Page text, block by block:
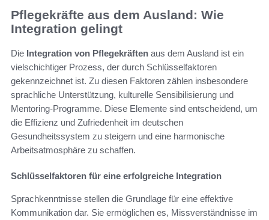
Pflegekräfte aus dem Ausland: Wie
Integration gelingt
Die Integration von Pflegekräften aus dem Ausland ist ein
vielschichtiger Prozess, der durch Schlüsselfaktoren
gekennzeichnet ist. Zu diesen Faktoren zählen insbesondere
sprachliche Unterstützung, kulturelle Sensibilisierung und
Mentoring-Programme. Diese Elemente sind entscheidend, um
die Effizienz und Zufriedenheit im deutschen
Gesundheitssystem zu steigern und eine harmonische
Arbeitsatmosphäre zu schaffen.
Schlüsselfaktoren für eine erfolgreiche Integration
Sprachkenntnisse stellen die Grundlage für eine effektive
Kommunikation dar. Sie ermöglichen es, Missverständnisse im